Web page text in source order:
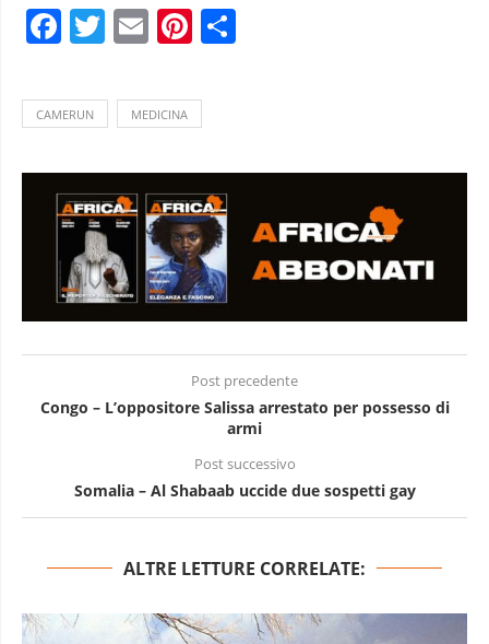
Facebook
Twitter
EmailPinterest
CAMERUN MEDICINA
Post precedente
Congo – L’oppositore Salissa arrestato per possesso di
armi
Post successivo
Somalia – Al Shabaab uccide due sospetti gay
ALTRE LETTURE CORRELATE: